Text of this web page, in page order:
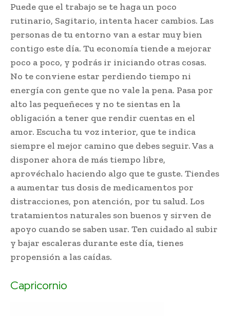
Puede que el trabajo se te haga un poco
rutinario, Sagitario, intenta hacer cambios. Las
personas de tu entorno van a estar muy bien
contigo este día. Tu economía tiende a mejorar
poco a poco, y podrás ir iniciando otras cosas.
No te conviene estar perdiendo tiempo ni
energía con gente que no vale la pena. Pasa por
alto las pequeñeces y no te sientas en la
obligación a tener que rendir cuentas en el
amor. Escucha tu voz interior, que te indica
siempre el mejor camino que debes seguir. Vas a
disponer ahora de más tiempo libre,
aprovéchalo haciendo algo que te guste. Tiendes
a aumentar tus dosis de medicamentos por
distracciones, pon atención, por tu salud. Los
tratamientos naturales son buenos y sirven de
apoyo cuando se saben usar. Ten cuidado al subir
y bajar escaleras durante este día, tienes
propensión a las caídas.
Capricornio